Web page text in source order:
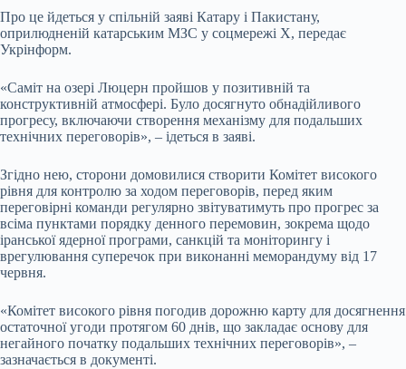
Про це йдеться у спільній заяві Катару і Пакистану,
оприлюдненій катарським МЗС у соцмережі Х, передає
Укрінформ.
«Саміт на озері Люцерн пройшов у позитивній та
конструктивній атмосфері. Було досягнуто обнадійливого
прогресу, включаючи створення механізму для подальших
технічних переговорів», – ідеться в заяві.
Згідно нею, сторони домовилися створити Комітет високого
рівня для контролю за ходом переговорів, перед яким
переговірні команди регулярно звітуватимуть про прогрес за
всіма пунктами порядку денного перемовин, зокрема щодо
іранської ядерної програми, санкцій та моніторингу і
врегулювання суперечок при виконанні меморандуму від 17
червня.
«Комітет високого рівня погодив дорожню карту для досягнення
остаточної угоди протягом 60 днів, що закладає основу для
негайного початку подальших технічних переговорів», –
зазначається в документі.